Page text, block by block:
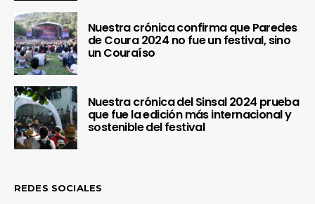
Nuestra crónica confirma que Paredes
de Coura 2024 no fue un festival, sino
un Couraíso
Nuestra crónica del Sinsal 2024 prueba
que fue la edición más internacional y
sostenible del festival
REDES SOCIALES